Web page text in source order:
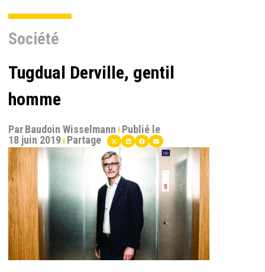
Société
Tugdual Derville, gentil
homme
ParBaudoin Wisselmann Publié le
18 juin 2019 Partage